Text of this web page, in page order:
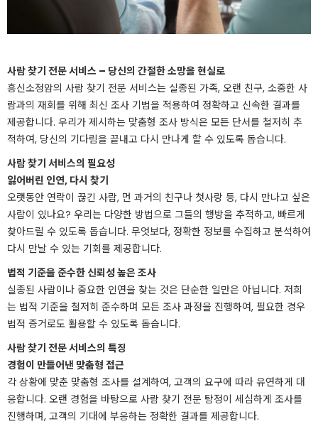
사람 찾기 전문 서비스 – 당신의 간절한 소망을 현실로
흥신소정암의 사람 찾기 전문 서비스는 실종된 가족, 오랜 친구, 소중한 사
람과의 재회를 위해 최신 조사 기법을 적용하여 정확하고 신속한 결과를
제공합니다. 우리가 제시하는 맞춤형 조사 방식은 모든 단서를 철저히 추
적하여, 당신의 기다림을 끝내고 다시 만나게 할 수 있도록 돕습니다.
사람 찾기 서비스의 필요성
잃어버린 인연, 다시 찾기
오랫동안 연락이 끊긴 사람, 먼 과거의 친구나 첫사랑 등, 다시 만나고 싶은
사람이 있나요? 우리는 다양한 방법으로 그들의 행방을 추적하고, 빠르게
찾아드릴 수 있도록 돕습니다. 무엇보다, 정확한 정보를 수집하고 분석하여
다시 만날 수 있는 기회를 제공합니다.
법적 기준을 준수한 신뢰성 높은 조사
실종된 사람이나 중요한 인연을 찾는 것은 단순한 일만은 아닙니다. 저희
는 법적 기준을 철저히 준수하며 모든 조사 과정을 진행하여, 필요한 경우
법적 증거로도 활용할 수 있도록 돕습니다.
사람 찾기 전문 서비스의 특징
경험이 만들어낸 맞춤형 접근
각 상황에 맞춘 맞춤형 조사를 설계하여, 고객의 요구에 따라 유연하게 대
응합니다. 오랜 경험을 바탕으로 사람 찾기 전문 탐정이 세심하게 조사를
진행하며, 고객의 기대에 부응하는 정확한 결과를 제공합니다.